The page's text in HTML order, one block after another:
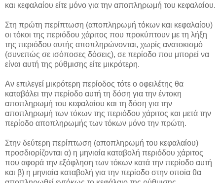
και κεφαλαίου είτε μόνο για την αποπληρωμή του κεφαλαίου.
Στη πρώτη περίπτωση (αποπληρωμή τόκων και κεφαλαίου)
οι τόκοι της περιόδου χάριτος που προκύπτουν με τη λήξη
της περιόδου αυτής αποπληρώνονται, χωρίς ανατοκισμό
(συνεπώς σε ισόποσες δόσεις), σε περίοδο που μπορεί να
είναι αυτή της ρύθμισης είτε μικρότερη.
Αν επιλεγεί μικρότερη περίοδος τότε ο οφειλέτης θα
καταβάλει την περίοδο αυτή τη δόση για την έντοκη
αποπληρωμή του κεφαλαίου και τη δόση για την
αποπληρωμή των τόκων της περιόδου χάριτος και μετά την
περίοδο αποπληρωμής των τόκων μόνο την πρώτη.
Στην δεύτερη περίπτωση (αποπληρωμή του κεφαλαίου)
προσδιορίζονται α) η μηνιαία καταβολή περιόδου χάριτος
που αφορά την εξόφληση των τόκων κατά την περίοδο αυτή
και β) η μηνιαία καταβολή για την περίοδο στην οποία θα